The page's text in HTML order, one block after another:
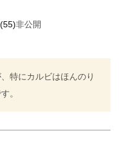
55 非公開
特にカルビはほんのり
。